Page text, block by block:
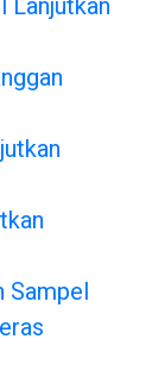
Lanjutkan
Sampel